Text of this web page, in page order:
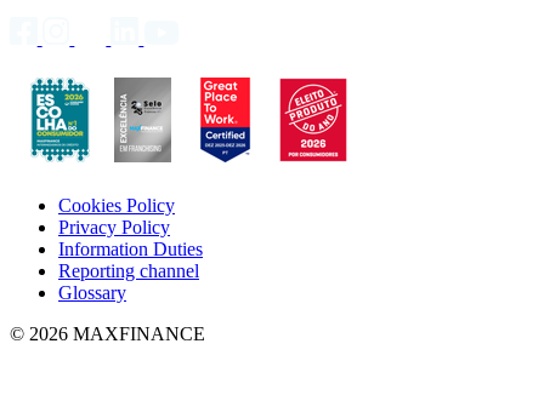
Cookies Policy
Privacy Policy
Information Duties
Reporting channel
Glossary
© 2026 MAXFINANCE